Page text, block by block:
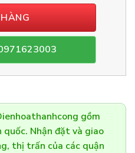
gồm
Nhận đặt và giao
thị trấn của các quận